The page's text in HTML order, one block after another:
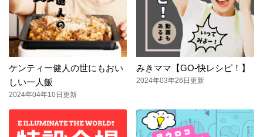
ケンティー健人の世にもおい
しい一人飯
2024年04年10日更新
みきママ【GO-快レシピ！】
2024年03年26日更新